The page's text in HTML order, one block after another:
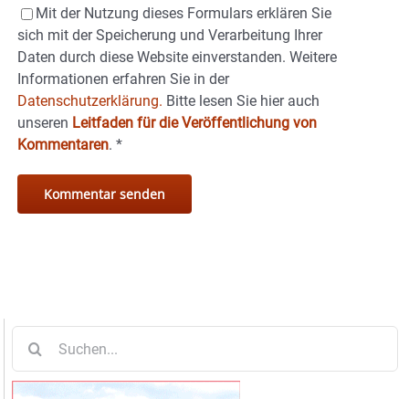
Mit der Nutzung dieses Formulars erklären Sie
sich mit der Speicherung und Verarbeitung Ihrer
Daten durch diese Website einverstanden. Weitere
Informationen erfahren Sie in der
Datenschutzerklärung. Bitte lesen Sie hier auch
unseren Leitfaden für die Veröffentlichung von
Kommentaren. *
nach: